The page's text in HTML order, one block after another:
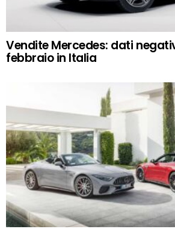
Vendite Mercedes: dati
febbraio in Italia